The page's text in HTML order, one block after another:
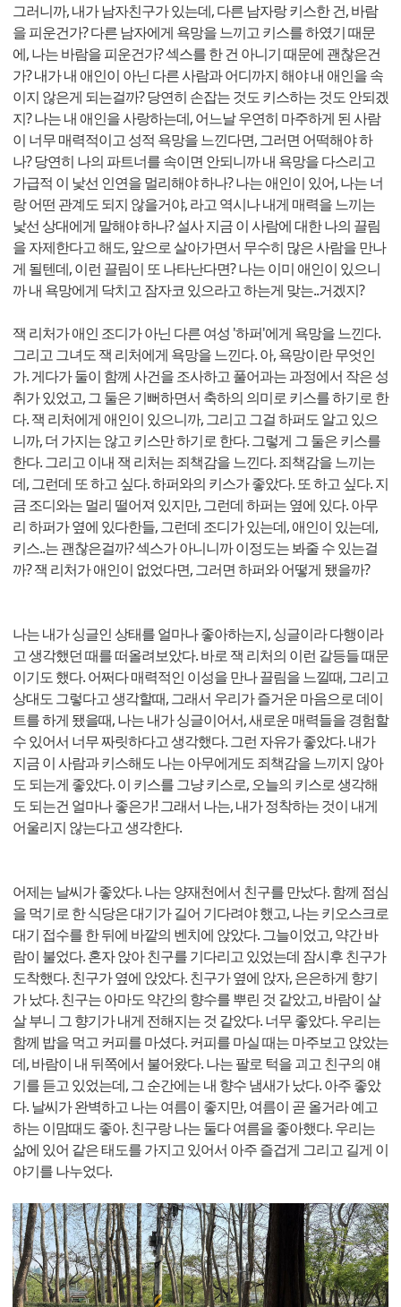
그러니까, 내가 남자친구가 있는데, 다른 남자랑 키스한 건, 바람
을 피운건가? 다른 남자에게 욕망을 느끼고 키스를 하였기 때문
에, 나는 바람을 피운건가? 섹스를 한 건 아니기 때문에 괜찮은건
가? 내가 내 애인이 아닌 다른 사람과 어디까지 해야 내 애인을 속
이지 않은게 되는걸까? 당연히 손잡는 것도 키스하는 것도 안되겠
지? 나는 내 애인을 사랑하는데, 어느날 우연히 마주하게 된 사람
이 너무 매력적이고 성적 욕망을 느낀다면, 그러면 어떡해야 하
나? 당연히 나의 파트너를 속이면 안되니까 내 욕망을 다스리고
가급적 이 낯선 인연을 멀리해야 하나? 나는 애인이 있어, 나는 너
랑 어떤 관계도 되지 않을거야, 라고 역시나 내게 매력을 느끼는
낯선 상대에게 말해야 하나? 설사 지금 이 사람에 대한 나의 끌림
을 자제한다고 해도, 앞으로 살아가면서 무수히 많은 사람을 만나
게 될텐데, 이런 끌림이 또 나타난다면? 나는 이미 애인이 있으니
까 내 욕망에게 닥치고 잠자코 있으라고 하는게 맞는..거겠지?
잭 리처가 애인 조디가 아닌 다른 여성 '하퍼'에게 욕망을 느낀다.
그리고 그녀도 잭 리처에게 욕망을 느낀다. 아, 욕망이란 무엇인
가. 게다가 둘이 함께 사건을 조사하고 풀어과는 과정에서 작은 성
취가 있었고, 그 둘은 기뻐하면서 축하의 의미로 키스를 하기로 한
다. 잭 리처에게 애인이 있으니까, 그리고 그걸 하퍼도 알고 있으
니까, 더 가지는 않고 키스만 하기로 한다. 그렇게 그 둘은 키스를
한다. 그리고 이내 잭 리처는 죄책감을 느낀다. 죄책감을 느끼는
데, 그런데 또 하고 싶다. 하퍼와의 키스가 좋았다. 또 하고 싶다. 지
금 조디와는 멀리 떨어져 있지만, 그런데 하퍼는 옆에 있다. 아무
리 하퍼가 옆에 있다한들, 그런데 조디가 있는데, 애인이 있는데,
키스..는 괜찮은걸까? 섹스가 아니니까 이정도는 봐줄 수 있는걸
까? 잭 리처가 애인이 없었다면, 그러면 하퍼와 어떻게 됐을까?
나는 내가 싱글인 상태를 얼마나 좋아하는지, 싱글이라 다행이라
고 생각했던 때를 떠올려보았다. 바로 잭 리처의 이런 갈등들 때문
이기도 했다. 어쩌다 매력적인 이성을 만나 끌림을 느낄때, 그리고
상대도 그렇다고 생각할때, 그래서 우리가 즐거운 마음으로 데이
트를 하게 됐을때, 나는 내가 싱글이어서, 새로운 매력들을 경험할
수 있어서 너무 짜릿하다고 생각했다. 그런 자유가 좋았다. 내가
지금 이 사람과 키스해도 나는 아무에게도 죄책감을 느끼지 않아
도 되는게 좋았다. 이 키스를 그냥 키스로, 오늘의 키스로 생각해
도 되는건 얼마나 좋은가! 그래서 나는, 내가 정착하는 것이 내게
어울리지 않는다고 생각한다.
어제는 날씨가 좋았다. 나는 양재천에서 친구를 만났다. 함께 점심
을 먹기로 한 식당은 대기가 길어 기다려야 했고, 나는 키오스크로
대기 접수를 한 뒤에 바깥의 벤치에 앉았다. 그늘이었고, 약간 바
람이 불었다. 혼자 앉아 친구를 기다리고 있었는데 잠시후 친구가
도착했다. 친구가 옆에 앉았다. 친구가 옆에 앉자, 은은하게 향기
가 났다. 친구는 아마도 약간의 향수를 뿌린 것 같았고, 바람이 살
살 부니 그 향기가 내게 전해지는 것 같았다. 너무 좋았다. 우리는
함께 밥을 먹고 커피를 마셨다. 커피를 마실 때는 마주보고 앉았는
데, 바람이 내 뒤쪽에서 불어왔다. 나는 팔로 턱을 괴고 친구의 얘
기를 듣고 있었는데, 그 순간에는 내 향수 냄새가 났다. 아주 좋았
다. 날씨가 완벽하고 나는 여름이 좋지만, 여름이 곧 올거라 예고
하는 이맘때도 좋아. 친구랑 나는 둘다 여름을 좋아했다. 우리는
삶에 있어 같은 태도를 가지고 있어서 아주 즐겁게 그리고 길게 이
야기를 나누었다.